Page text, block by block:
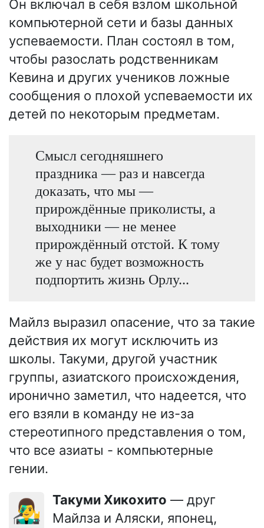
Он включал в себя взлом школьной
компьютерной сети и базы данных
успеваемости. План состоял в том,
чтобы разослать родственникам
Кевина и других учеников ложные
сообщения о плохой успеваемости их
детей по некоторым предметам.
Смысл сегодняшнего
праздника — раз и навсегда
доказать, что мы —
прирождённые приколисты, а
выходники — не менее
прирождённый отстой. К тому
же у нас будет возможность
подпортить жизнь Орлу...
Майлз выразил опасение, что за такие
действия их могут исключить из
школы. Такуми, другой участник
группы, азиатского происхождения,
иронично заметил, что надеется, что
его взяли в команду не из-за
стереотипного представления о том,
что все азиаты - компьютерные
гении.
👨‍🎤 Такуми Хикохито — друг
Майлза и Аляски, японец,